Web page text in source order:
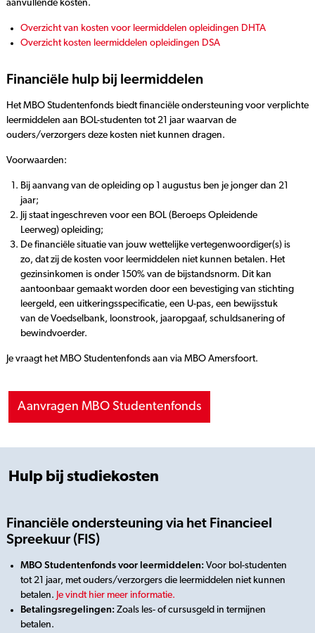
aanvullende kosten.
Overzicht van kosten voor leermiddelen opleidingen DHTA
Overzicht kosten leermiddelen opleidingen DSA
Financiële hulp bij leermiddelen
Het MBO Studentenfonds biedt financiële ondersteuning voor verplichte
leermiddelen aan BOL-studenten tot 21 jaar waarvan de
ouders/verzorgers deze kosten niet kunnen dragen.
Voorwaarden:
Bij aanvang van de opleiding op 1 augustus ben je jonger dan 21
jaar;
Jij staat ingeschreven voor een BOL (Beroeps Opleidende
Leerweg) opleiding;
De financiële situatie van jouw wettelijke vertegenwoordiger(s) is
zo, dat zij de kosten voor leermiddelen niet kunnen betalen. Het
gezinsinkomen is onder 150% van de bijstandsnorm. Dit kan
aantoonbaar gemaakt worden door een bevestiging van stichting
leergeld, een uitkeringsspecificatie, een U-pas, een bewijsstuk
van de Voedselbank, loonstrook, jaaropgaaf, schuldsanering of
bewindvoerder.
Je vraagt het MBO Studentenfonds aan via MBO Amersfoort.
Aanvragen MBO Studentenfonds
Hulp bij studiekosten
Financiële ondersteuning via het Financieel
Spreekuur (FIS)
MBO Studentenfonds voor leermiddelen: Voor bol-studenten
tot 21 jaar, met ouders/verzorgers die leermiddelen niet kunnen
betalen. Je vindt hier meer informatie.
Betalingsregelingen: Zoals les- of cursusgeld in termijnen
betalen.